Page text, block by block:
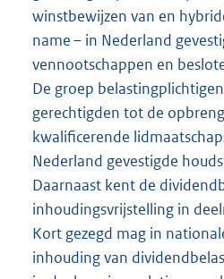
winstbewijzen van en
name – in Nederland
vennootschappen en
De groep
gerechtigden tot de
kwalificerende
Nederland gevestigde
Daarnaast kent de
inhoudingsvrijstelling in
Kort gezegd mag in
inhouding van